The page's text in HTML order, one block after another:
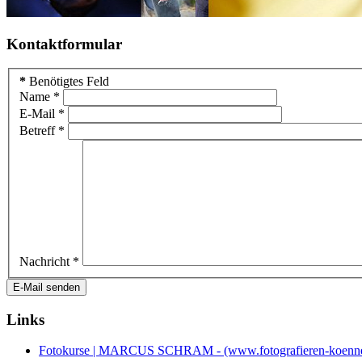
Kontaktformular
* Benötigtes Feld
Name *
E-Mail *
Betreff*
Nachricht *
E-Mail senden
Links
Fotokurse | MARCUS SCHRAM - (www.fotografieren-